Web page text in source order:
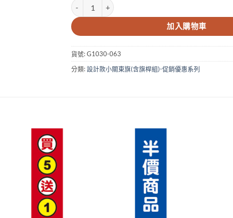
10x30cm買2送1小關東旗 數量
加入購物車
貨號:G1030-063
分類:設計款小關東旗(含旗桿組)-促銷優惠系列